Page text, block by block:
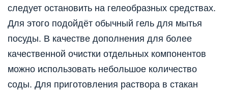
следует остановить на гелеобразных средствах.
Для этого подойдёт обычный гель для мытья
посуды. В качестве дополнения для более
качественной очистки отдельных компонентов
можно использовать небольшое количество
соды. Для приготовления раствора в стакан